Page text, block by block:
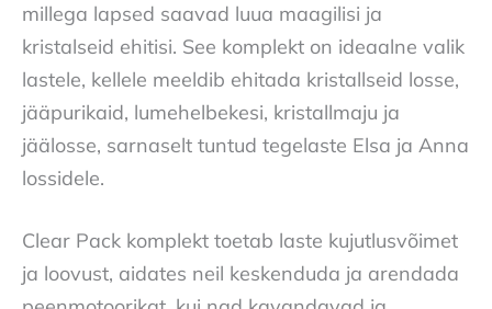
millega lapsed saavad luua maagilisi ja
kristalseid ehitisi. See komplekt on ideaalne valik
lastele, kellele meeldib ehitada kristallseid losse,
jääpurikaid, lumehelbekesi, kristallmaju ja
jäälosse, sarnaselt tuntud tegelaste Elsa ja Anna
lossidele.
Clear Pack komplekt toetab laste kujutlusvõimet
ja loovust, aidates neil keskenduda ja arendada